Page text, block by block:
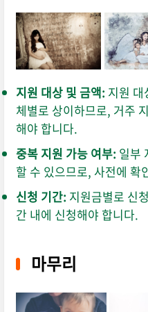
지원 대상 및 금액: 지원 대
체별로 상이하므로, 거주
해야 합니다.
중복 지원 가능 여부: 일부
할 수 있으므로, 사전에 확
신청 기간: 지원금별로 신
간 내에 신청해야 합니다.
마무리